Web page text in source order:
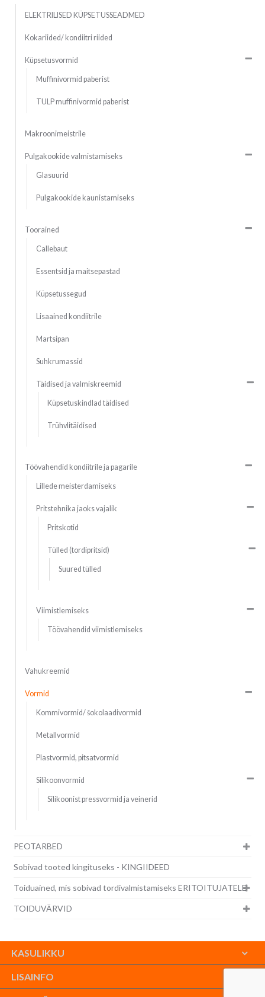
ELEKTRILISED KÜPSETUSSEADMED
Kokariided/ kondiitri riided
Küpsetusvormid
Muffinivormid paberist
TULP muffinivormid paberist
Makroonimeistrile
Pulgakookide valmistamiseks
Glasuurid
Pulgakookide kaunistamiseks
Toorained
Callebaut
Essentsid ja maitsepastad
Küpsetussegud
Lisaained kondiitrile
Martsipan
Suhkrumassid
Täidised ja valmiskreemid
Küpsetuskindlad täidised
Trühvlitäidised
Töövahendid kondiitrile ja pagarile
Lillede meisterdamiseks
Pritstehnika jaoks vajalik
Pritskotid
Tülled (tordipritsid)
Suured tülled
Viimistlemiseks
Töövahendid viimistlemiseks
Vahukreemid
Vormid
Kommivormid/ šokolaadivormid
Metallvormid
Plastvormid, pitsatvormid
Silikoonvormid
Silikoonist pressvormid ja veinerid
PEOTARBED
Sobivad tooted kingituseks - KINGIIDEED
Toiduained, mis sobivad tordivalmistamiseks ERITOITUJATELE
TOIDUVÄRVID
KASULIKKU
LISAINFO